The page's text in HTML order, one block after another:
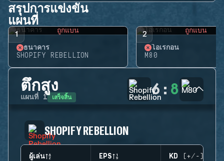
สรุปการแข่งขัน
แผนที่
1 ถูกแบน
ธนาคาร
SHOPIFY REBELLION
2 ถูกแบน
โอเรกอน
M80
ตึกสูง
แผนที่ 1 เสร็จสิ้น 6 : 8
SHOPIFY REBELLION
ผู้เล่น EPS KD (+/-)